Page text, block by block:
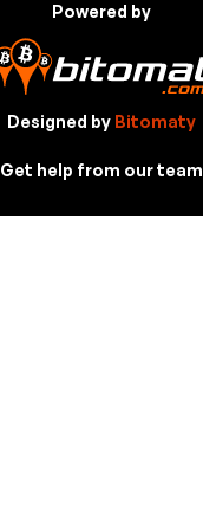
Powered by
Designed by Bitomaty
Get help from our team